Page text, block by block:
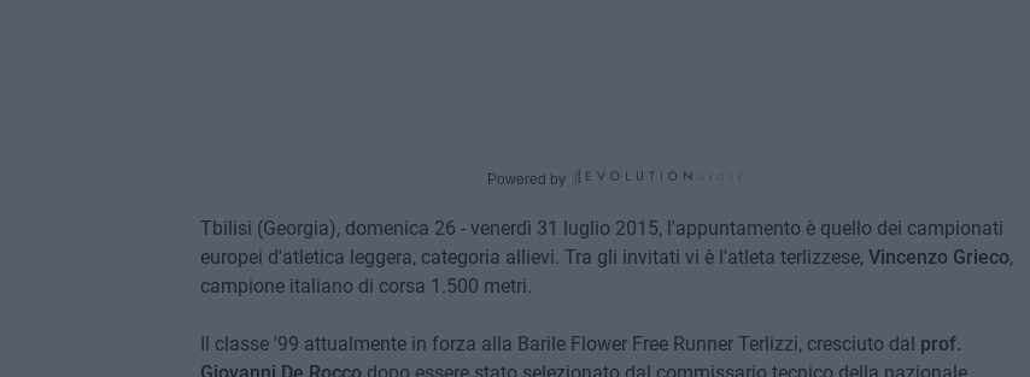
Powered by
Tbilisi (Georgia), domenica 26 - venerdì 31 luglio 2015, l'appuntamento è quello dei campionati
europei d'atletica leggera, categoria allievi. Tra gli invitati vi è l'atleta terlizzese, Vincenzo Grieco,
campione italiano di corsa 1.500 metri.
Il classe '99 attualmente in forza alla Barile Flower Free Runner Terlizzi, cresciuto dal prof.